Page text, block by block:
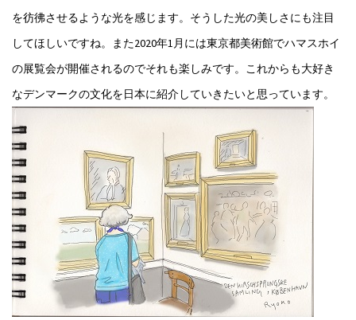
を彷彿させるような光を感じます。そうした光の美しさにも注目
してほしいですね。また2020年1月には東京都美術館でハマスホイ
の展覧会が開催されるのでそれも楽しみです。これからも大好き
なデンマークの文化を日本に紹介していきたいと思っています。